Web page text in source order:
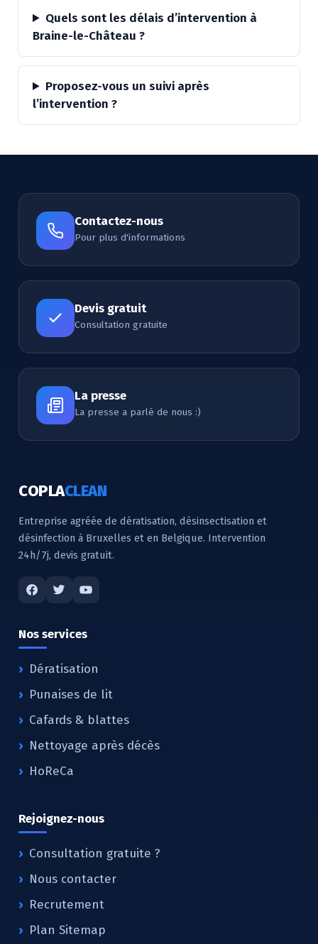
Quels sont les délais d’intervention à
Braine-le-Château ?
Proposez-vous un suivi après
l’intervention ?
Contactez-nous
Pour plus d'informations
Devis gratuit
Consultation gratuite
La presse
La presse a parlé de nous :)
COPLACLEAN
Entreprise agréée de dératisation, désinsectisation et
désinfection à Bruxelles et en Belgique. Intervention
24h/7j, devis gratuit.
Nos services
Dératisation
Punaises de lit
Cafards & blattes
Nettoyage après décès
HoReCa
Rejoignez-nous
Consultation gratuite ?
Nous contacter
Recrutement
Plan Sitemap